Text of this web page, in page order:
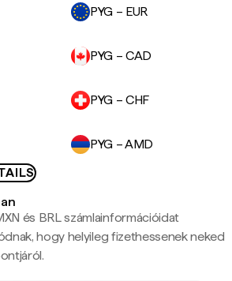
PYG – EUR
PYG – CAD
PYG – CHF
PYG – AMD
és BRL számlainformációidat
hogy helyileg fizethessenek neked